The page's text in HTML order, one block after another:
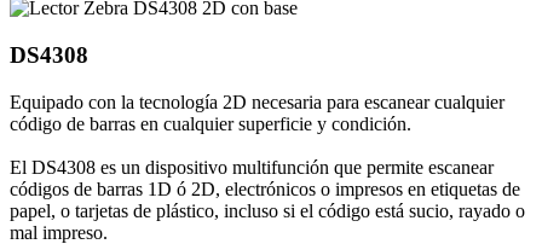
DS4308
Equipado con la tecnología 2D necesaria para escanear cualquier
código de barras en cualquier superficie y condición.
El DS4308 es un dispositivo multifunción que permite escanear
códigos de barras 1D ó 2D, electrónicos o impresos en etiquetas de
papel, o tarjetas de plástico, incluso si el código está sucio, rayado o
mal impreso.